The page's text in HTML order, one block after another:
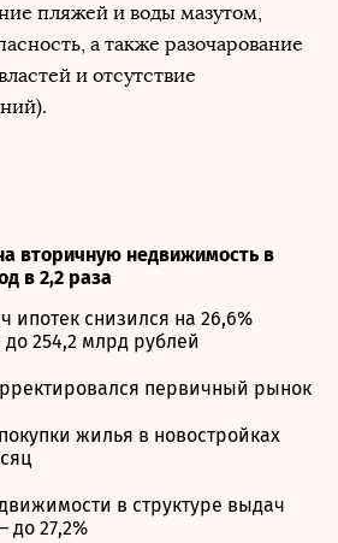
пляжей и воды мазутом,
а также разочарование
и отсутствие
вторичную недвижимость в
в 2,2 раза
снизился на 26,6%
254,2 млрд рублей
первичный рынок
жилья в новостройках
в структуре выдач
до 27,2%